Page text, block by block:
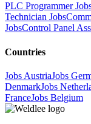
PLC Programmer
Technician Jobs
JobsControl Panel
Countries
Jobs AustriaJobs
DenmarkJobs
FranceJobs Belgium